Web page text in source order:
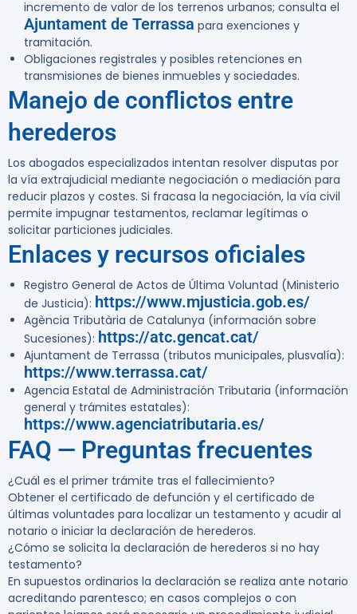
incremento de valor de los terrenos urbanos; consulta el
Ajuntament de Terrassa para exenciones y
tramitación.
Obligaciones registrales y posibles retenciones en
transmisiones de bienes inmuebles y sociedades.
Manejo de conflictos entre
herederos
Los abogados especializados intentan resolver disputas por
la vía extrajudicial mediante negociación o mediación para
reducir plazos y costes. Si fracasa la negociación, la vía civil
permite impugnar testamentos, reclamar legítimas o
solicitar particiones judiciales.
Enlaces y recursos oficiales
Registro General de Actos de Última Voluntad (Ministerio
de Justicia): https://www.mjusticia.gob.es/
Agència Tributària de Catalunya (información sobre
Sucesiones): https://atc.gencat.cat/
Ajuntament de Terrassa (tributos municipales, plusvalía):
https://www.terrassa.cat/
Agencia Estatal de Administración Tributaria (información
general y trámites estatales):
https://www.agenciatributaria.es/
FAQ — Preguntas frecuentes
¿Cuál es el primer trámite tras el fallecimiento?
Obtener el certificado de defunción y el certificado de
últimas voluntades para localizar un testamento y acudir al
notario o iniciar la declaración de herederos.
¿Cómo se solicita la declaración de herederos si no hay
testamento?
En supuestos ordinarios la declaración se realiza ante notario
acreditando parentesco; en casos complejos o con